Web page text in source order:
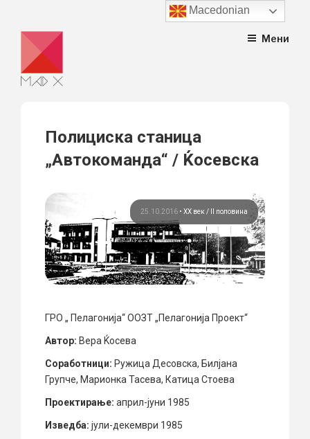
content
Мени
Полициска станица
„Автокоманда“ / Ќосевска
25.10.2016 • ХХ век / II половина
ГРО „ Пелагонија“ ООЗТ „Пелагонија Проект“
Автор: Вера Ќосева
Соработници: Ружица Десовска, Билјана
Групче, Марионка Тасева, Катица Стоева
Проектирање: април-јуни 1985
Изведба: јули-декември 1985
Macedonian